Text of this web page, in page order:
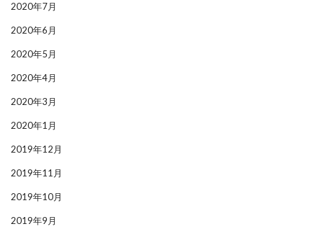
2020年7月
2020年6月
2020年5月
2020年4月
2020年3月
2020年1月
2019年12月
2019年11月
2019年10月
2019年9月